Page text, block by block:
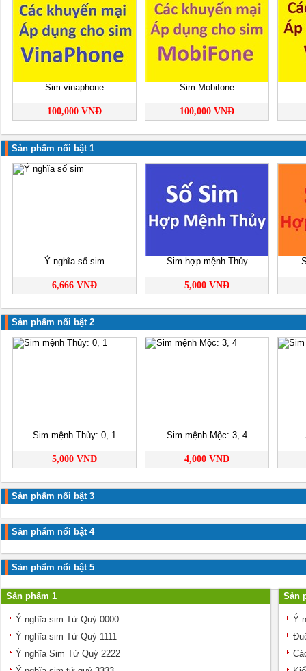
Sim vinaphone
100,000 VNĐ
Sim Mobifone
100,000 VNĐ
Sản phẩm nổi bật 1
Ý nghĩa số sim
6,666 VNĐ
Sim hợp mệnh Thủy
5,000 VNĐ
Sản phẩm nổi bật 2
Sim mệnh Thủy: 0, 1
5,000 VNĐ
Sim mệnh Mộc: 3, 4
4,000 VNĐ
Sản phẩm nổi bật 3
Sản phẩm nổi bật 4
Sản phẩm nổi bật 5
Sản phẩm 1
Ý nghĩa sim Tứ Quý 0000
Ý nghĩa sim Tứ Quý 1111
Ý nghĩa Sim Tứ Quý 2222
Sản
Ý